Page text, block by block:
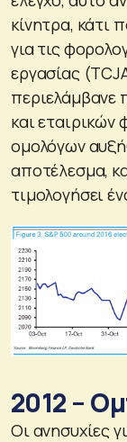
κίνητρα, κάτι
για τις
εργασίας
περιελάμβανε
και
ομολόγων
αποτέλεσμα,
τιμολογήσει
2012 –
Οι ανησυχίες